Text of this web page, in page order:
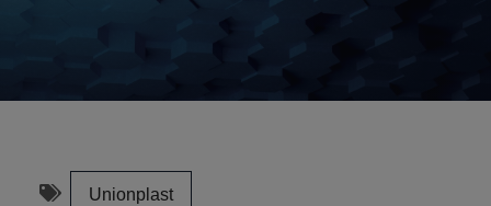
Unionplast